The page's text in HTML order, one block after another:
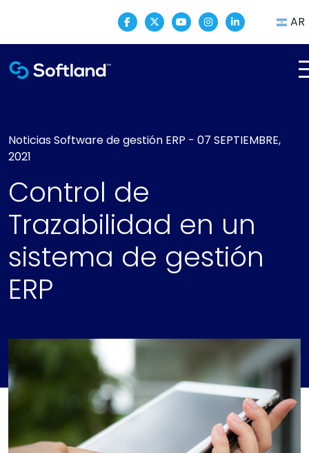
AR
NoticiasSoftware de gestión ERP - 07 SEPTIEMBRE,
2021
Control de
Trazabilidad en un
sistema de gestión
ERP